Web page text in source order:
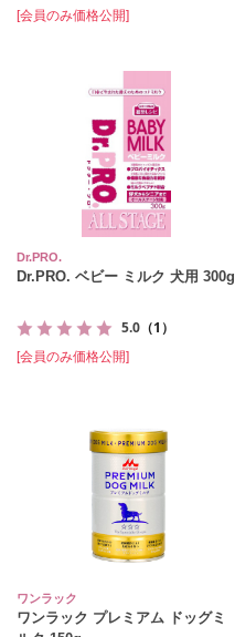
[会員のみ価格公開]
Dr.PRO.
Dr.PRO. ベビー ミルク 犬用 300g
5.0 （1）
[会員のみ価格公開]
ワンラック
ワンラック プレミアム ドッグミ